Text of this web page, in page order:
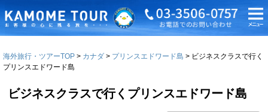
海外旅行・ツアーTOP カナダ プリンスエドワード島
ビジネスクラスで行く
プリンスエドワード島
ビジネスクラスで行くプリンスエドワード島